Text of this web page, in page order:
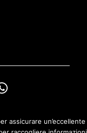
assicurare un’eccellente